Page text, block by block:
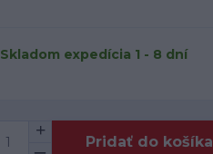
Skladom expedícia 1 - 8 dní
Pridať do košíka